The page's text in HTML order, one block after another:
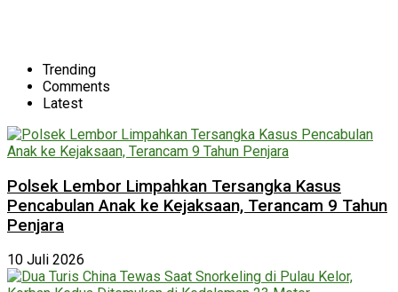
Trending
Comments
Latest
Polsek Lembor Limpahkan Tersangka Kasus
Pencabulan Anak ke Kejaksaan, Terancam 9 Tahun
Penjara
10 Juli 2026